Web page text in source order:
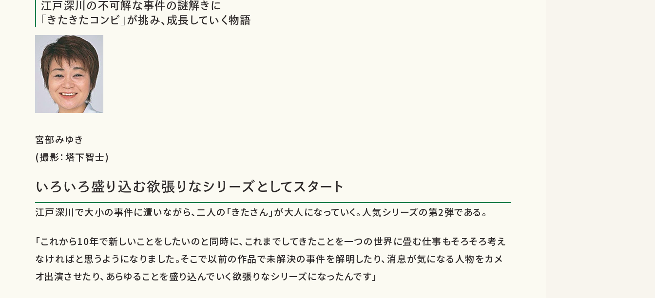
店舗一覧
店舗のご案内
江戸深川の不可解な事件の謎解きに
「きたきたコンビ」が挑み、成長していく物語
宮部みゆき
(撮影：塔下智士)
いろいろ盛り込む欲張りなシリーズとしてスタート
江戸深川で大小の事件に遭いながら、二人の「きたさん」が大人になっていく。人気シリーズの第2弾である。
「これから10年で新しいことをしたいのと同時に、これまでしてきたことを一つの世界に畳む仕事もそろそろ考え
なければと思うようになりました。そこで以前の作品で未解決の事件を解明したり、消息が気になる人物をカメ
オ出演させたり、あらゆることを盛り込んでいく欲張りなシリーズになったんです」